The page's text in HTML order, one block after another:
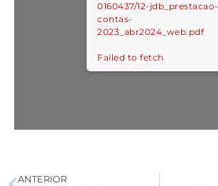
0160437/12-jdb_prestacao-
contas-
2023_abr2024_web.pdf
Failed to fetch
ANTERIOR